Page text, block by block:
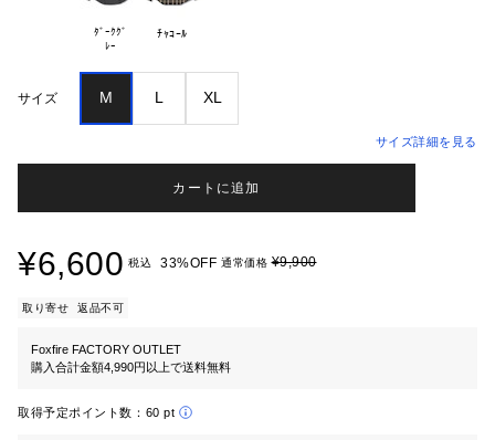
ﾀﾞｰｸｸﾞ
ﾁｬｺｰﾙ
サイズ M L XL
サイズ詳細を見る
カートに追加
¥6,600 税込 33%OFF 通常価格¥9,900
取り寄せ 返品不可
Foxfire FACTORY OUTLET
購入合計金額4,990円以上で送料無料
取得予定ポイント数： 60 pt